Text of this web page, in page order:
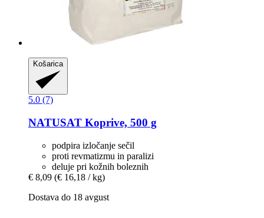
Košarica
5.0 (7)
NATUSAT Koprive, 500 g
podpira izločanje sečil
proti revmatizmu in paralizi
deluje pri kožnih boleznih
€ 8,09 (€ 16,18 / kg)
Dostava do 18 avgust